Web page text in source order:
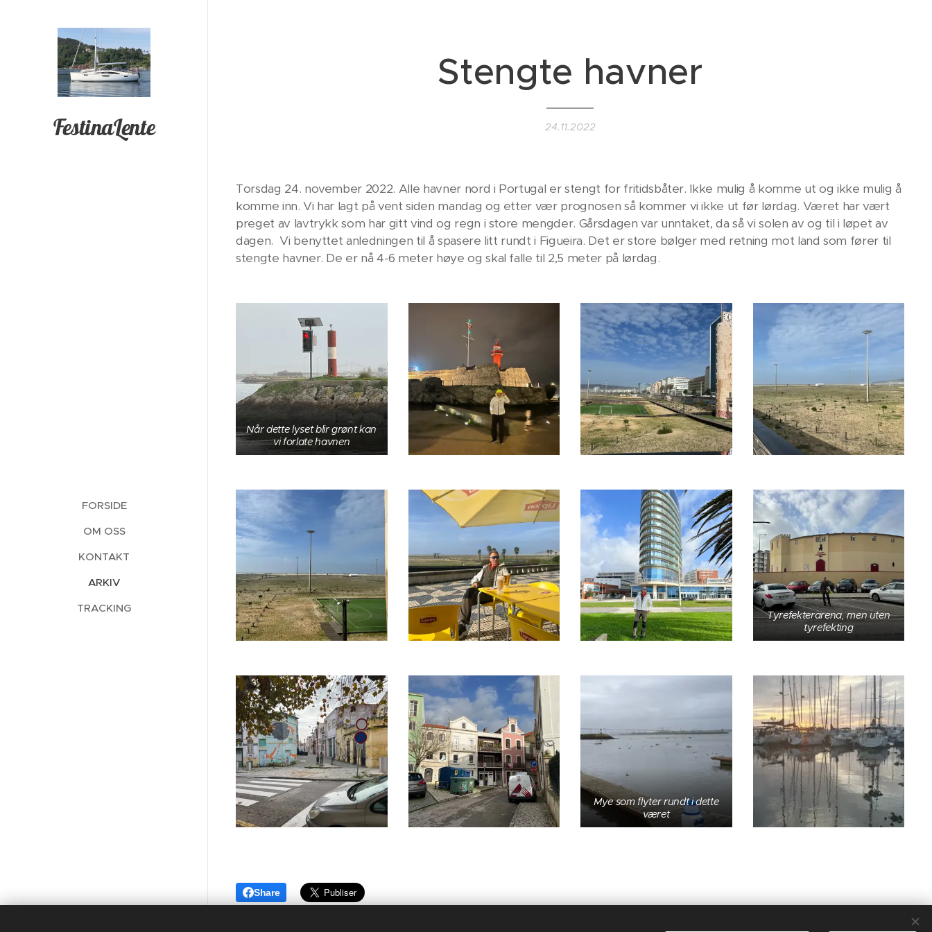
FestinaLente
FORSIDE
OM OSS
KONTAKT
ARKIV
TRACKING
Stengte havner
24.11.2022
Torsdag 24. november 2022. Alle havner nord i Portugal er stengt for fritidsbåter. Ikke mulig å komme ut og ikke mulig å
komme inn. Vi har lagt på vent siden mandag og etter vær prognosen så kommer vi ikke ut før lørdag. Været har vært
preget av lavtrykk som har gitt vind og regn i store mengder. Gårsdagen var unntaket, da så vi solen av og til i løpet av
dagen. Vi benyttet anledningen til å spasere litt rundt i Figueira. Det er store bølger med retning mot land som fører til
stengte havner. De er nå 4-6 meter høye og skal falle til 2,5 meter på lørdag.
Når dette lyset blir grønt kan
vi forlate havnen
Tyrefekterarena, men uten
tyrefekting
Mye som flyter rundt i dette
været
Share